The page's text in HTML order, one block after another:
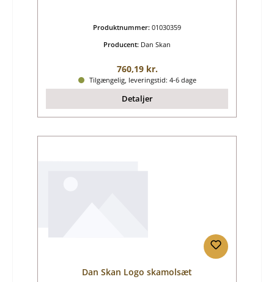
Produktnummer: 01030359
Producent: Dan Skan
Almindelig pris:
760,19 kr.
Tilgængelig, leveringstid: 4-6 dage
Detaljer
Dan Skan Logo skamolsæt